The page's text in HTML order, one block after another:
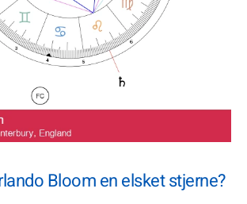
Bloom en elsket stjerne?